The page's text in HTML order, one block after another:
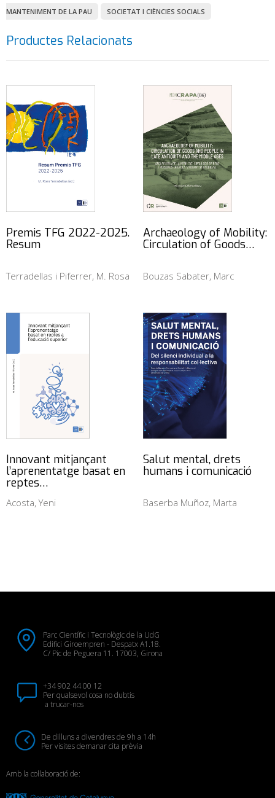
MANTENIMENT DE LA PAU SOCIETAT I CIÈNCIES SOCIALS
Productes Relacionats
Premis TFG 2022-2025.
Resum
Terradellas i Piferrer, M. Rosa
Archaeology of Mobility:
Circulation of Goods…
Bouzas Sabater, Marc
Innovant mitjançant
l’aprenentatge basat en
reptes…
Acosta, Yeni
Salut mental, drets
humans i comunicació
Baserba Muñoz, Marta
Parc Científic i Tecnològic de la UdG
Edifici Giroempren - Despatx A1.18.
C/ Pic de Peguera 11. 17003, Girona
+34 902 44 00 12
Per qualsevol cosa no dubtis
a trucar-nos
De dilluns a divendres de 9h a 14h
Per visites demanar cita prèvia
Amb la col·laboració de: